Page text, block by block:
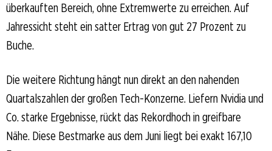
überkauften Bereich, ohne Extremwerte zu erreichen. Auf
Jahressicht steht ein satter Ertrag von gut 27 Prozent zu
Buche.
Die weitere Richtung hängt nun direkt an den nahenden
Quartalszahlen der großen Tech-Konzerne. Liefern Nvidia und
Co. starke Ergebnisse, rückt das Rekordhoch in greifbare
Nähe. Diese Bestmarke aus dem Juni liegt bei exakt 167,10